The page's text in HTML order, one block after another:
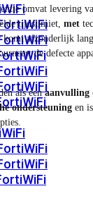
omvat levering
tijdslimiet, met
komt afzonderlijk
de defecte
als eenaanvulling
ondersteuning en